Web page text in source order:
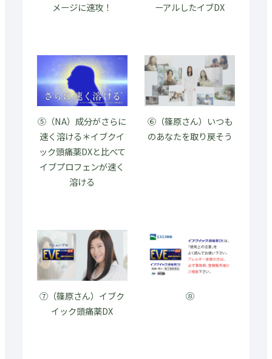
メージに速攻！
ーアルしたイブDX
⑤（NA）成分がさらに
速く溶ける＊イブクイ
ック頭痛薬DXと比べて
イブプロフェンが速く
溶ける
⑥（篠原さん）いつも
のあなたを取り戻そう
⑦（篠原さん）イブク
イック頭痛薬DX
⑧